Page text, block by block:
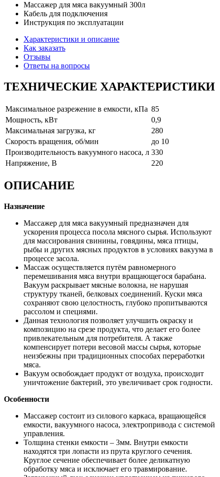
Массажер для мяса вакуумный 300л
Кабель для подключения
Инструкция по эксплуатации
Характеристики и описание
Как заказать
Отзывы
Ответы на вопросы
ТЕХНИЧЕСКИЕ ХАРАКТЕРИСТИКИ
Максимальное разрежение в емкости, кПа 85
Мощность, кВт
0,9
Максимальная загрузка, кг
280
Скорость вращения, об/мин
до 10
Производительность вакуумного насоса, л 330
Напряжение, В
220
ОПИСАНИЕ
Назначение
Массажер для мяса вакуумный предназначен для
ускорения процесса посола мясного сырья. Используют
для массирования свинины, говядины, мяса птицы,
рыбы и других мясных продуктов в условиях вакуума в
процессе засола.
Массаж осуществляется путём равномерного
перемешивания мяса внутри вращающегося барабана.
Вакуум раскрывает мясные волокна, не нарушая
структуру тканей, белковых соединений. Куски мяса
сохраняют свою целостность, глубоко пропитываются
рассолом и специями.
Данная технология позволяет улучшить окраску и
композицию на срезе продукта, что делает его более
привлекательным для потребителя. А также
компенсирует потери весовой массы сырья, которые
неизбежны при традиционных способах переработки
мяса.
Вакуум освобождает продукт от воздуха, происходит
уничтожение бактерий, это увеличивает срок годности.
Особенности
Массажер состоит из силового каркаса, вращающейся
емкости, вакуумного насоса, электропривода с системой
управления.
Толщина стенки емкости – 3мм. Внутри емкости
находятся три лопасти из прута круглого сечения.
Круглое сечение обеспечивает более деликатную
обработку мяса и исключает его травмирование.